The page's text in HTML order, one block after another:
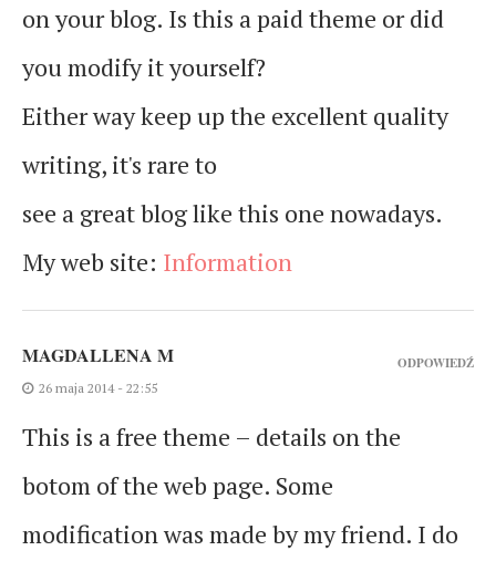
on your blog. Is this a paid theme or did
you modify it yourself?
Either way keep up the excellent quality
writing, it's rare to
see a great blog like this one nowadays.
My web site: Information
MAGDALLENA M
26 maja 2014 - 22:55
This is a free theme – details on the
botom of the web page. Some
modification was made by my friend. I do
ODPOWIEDŹ